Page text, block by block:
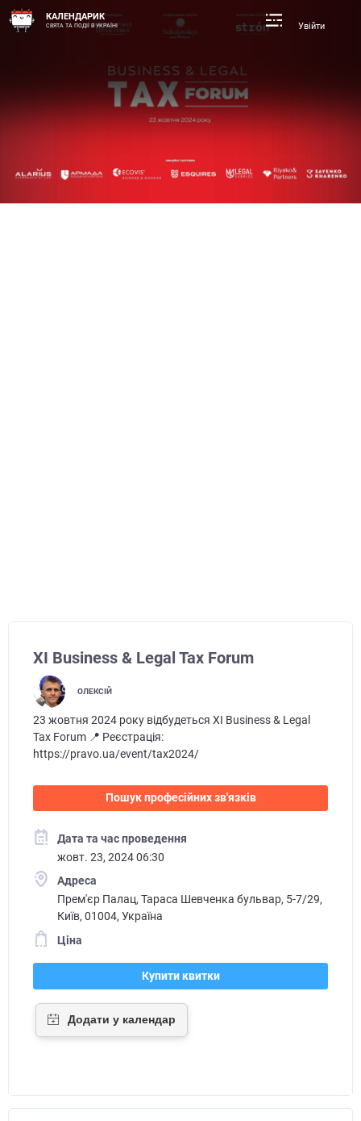
КАЛЕНДАРИК
СВЯТА ТА ПОДІЇ В УКРАЇНІ Увійти
XІ Business & Legal Tax Forum
ОЛЕКСІЙ
23 жовтня 2024 року відбудеться XІ Business & Legal
Tax Forum 📍 Реєстрація:
https://pravo.ua/event/tax2024/
Пошук професійних зв'язків
Дата та час проведення
жовт. 23, 2024 06:30
Адреса
Прем'єр Палац, Тараса Шевченка бульвар, 5-7/29,
Київ, 01004, Україна
Ціна
Купити квитки